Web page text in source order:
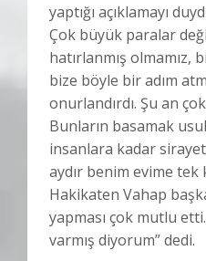
yaptığı açıklamayı
Çok büyük paralar
hatırlanmış olmamız,
bize böyle bir adım
onurlandırdı. Şu an
Bunların basamak
insanlara kadar
aydır benim evime
Hakikaten Vahap
yapması çok mutlu
varmış diyorum” dedi.